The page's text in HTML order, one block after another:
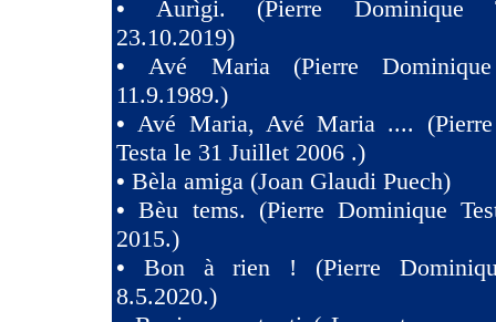
•Aurìgi. (Pierre Dominique
23.10.2019)
•Avé Maria (Pierre
11.9.1989.)
•Avé Maria, Avé Maria ....
Testa le 31 Juillet 2006 .)
• Bèla amiga (Joan Glaudi Puech)
•Bèu tems. (Pierre Dominique
2015.)
• Bon à rien ! (Pierre
8.5.2020.)